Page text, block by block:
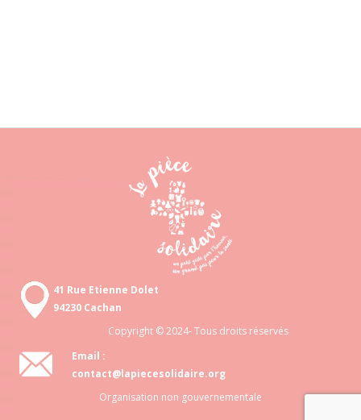
41 Rue Etienne Dolet
94230 Cachan
Copyright © 2024- Tous droits réservés
Email :
contact@lapiecesolidaire.org
Organisation non gouvernementale